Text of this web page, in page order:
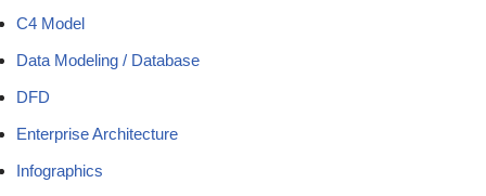
C4 Model
Data Modeling / Database
DFD
Enterprise Architecture
Infographics